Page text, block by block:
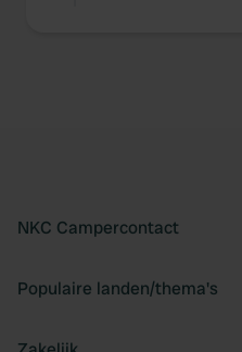
NKC Campercontact
Populaire landen/thema's